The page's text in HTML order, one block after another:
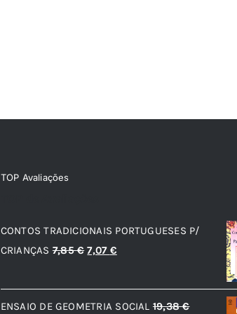
TOP Avaliações
CONTOS TRADICIONAIS PORTUGUESES P/
CRIANÇAS 7,85€ O
original
era:
7,07 €O
atual
é:
ENSAIO DE GEOMETRIA SOCIAL 19,38€